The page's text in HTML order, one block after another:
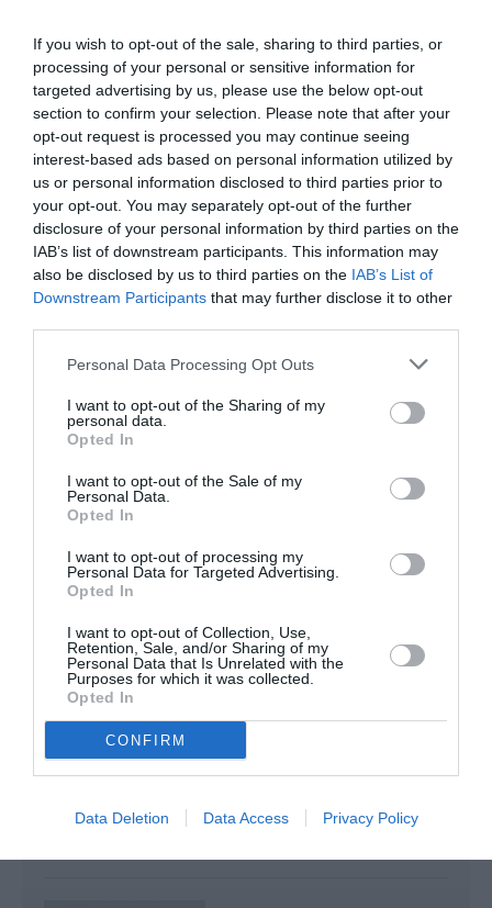
If you wish to opt-out of the sale, sharing to third parties, or
processing of your personal or sensitive information for
targeted advertising by us, please use the below opt-out
section to confirm your selection. Please note that after your
opt-out request is processed you may continue seeing
interest-based ads based on personal information utilized by
us or personal information disclosed to third parties prior to
your opt-out. You may separately opt-out of the further
disclosure of your personal information by third parties on the
IAB’s list of downstream participants. This information may
also be disclosed by us to third parties on the IAB’s List of
Downstream Participants that may further disclose it to other
Personal Data Processing Opt Outs
I want to opt-out of the Sharing of my
personal data.
Opted In
I want to opt-out of the Sale of my
Personal Data.
Opted In
I want to opt-out of processing my
Personal Data for Targeted Advertising.
Opted In
I want to opt-out of Collection, Use,
Retention, Sale, and/or Sharing of my
Personal Data that Is Unrelated with the
Purposes for which it was collected.
Opted In
CONFIRM
Data Deletion Data Access Privacy Policy
DERNIERS COMMENTAIRES
Mathématiquesa commenté l'article :
Badissi novembri
l’horizon 2030
Flybe
LIRE AUSSI
« IRRÉCUPÉRABLE »,
FLYBE EST DE NOUVEAU